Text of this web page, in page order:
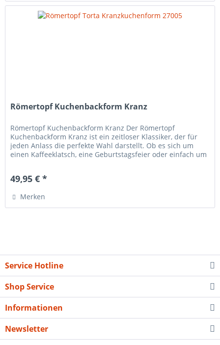
Römertopf Kuchenbackform Kranz
Römertopf Kuchenbackform Kranz Der Römertopf
Kuchenbackform Kranz ist ein zeitloser Klassiker, der für
jeden Anlass die perfekte Wahl darstellt. Ob es sich um
einen Kaffeeklatsch, eine Geburtstagsfeier oder einfach um
49,95 € *
Merken
Service Hotline
Shop Service
Informationen
Newsletter